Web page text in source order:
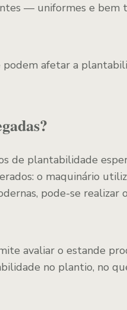
— uniformes e bem
afetar a
de plantabilidade
o maquinário
pode-se
avaliar o estande
no plantio, no